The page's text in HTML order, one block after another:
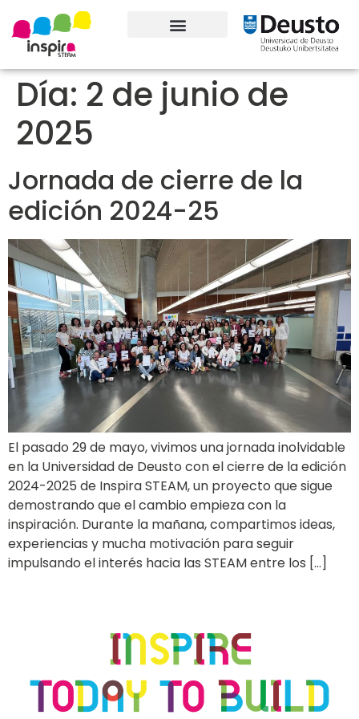
Día: 2 de junio de
2025
Jornada de cierre de la
edición 2024-25
El pasado 29 de mayo, vivimos una jornada inolvidable
en la Universidad de Deusto con el cierre de la edición
2024-2025 de Inspira STEAM, un proyecto que sigue
demostrando que el cambio empieza con la
inspiración. Durante la mañana, compartimos ideas,
experiencias y mucha motivación para seguir
impulsando el interés hacia las STEAM entre los […]